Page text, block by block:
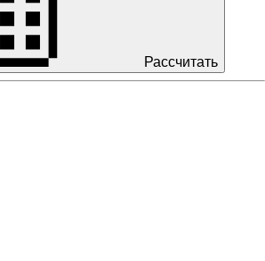
Рассчитать